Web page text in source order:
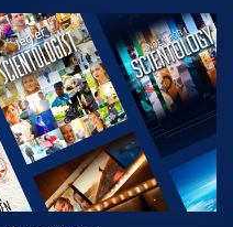
UDFORSK
SERIEN